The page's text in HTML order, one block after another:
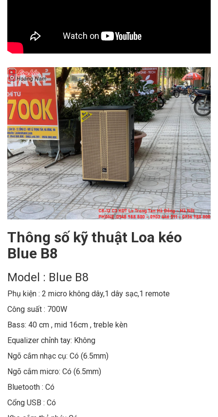
Thông số kỹ thuật Loa kéo
Blue B8
Model : Blue B8
Phụ kiện : 2 micro không dây,1 dây sạc,1 remote
Công suất : 700W
Bass: 40 cm , mid 16cm , treble kèn
Equalizer chỉnh tay: Không
Ngõ cắm nhạc cụ: Có (6.5mm)
Ngõ cắm micro: Có (6.5mm)
Bluetooth : Có
Cổng USB : Có